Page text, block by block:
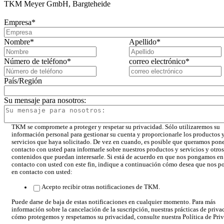
TKM Meyer GmbH, Bargteheide
Empresa*
Nombre* Apellido*
Número de teléfono* correo electrónico*
País/Región
Su mensaje para nosotros:
TKM se compromete a proteger y respetar su privacidad. Sólo utilizaremos su
información personal para gestionar su cuenta y proporcionarle los productos
servicios que haya solicitado. De vez en cuando, es posible que queramos
contacto con usted para informarle sobre nuestros productos y servicios y otros
contenidos que puedan interesarle. Si está de acuerdo en que nos pongamos en
contacto con usted con este fin, indique a continuación cómo desea que nos
en contacto con usted:
Acepto recibir otras notificaciones de TKM.
Puede darse de baja de estas notificaciones en cualquier momento. Para más
información sobre la cancelación de la suscripción, nuestras prácticas de
cómo protegemos y respetamos su privacidad, consulte nuestra Política de